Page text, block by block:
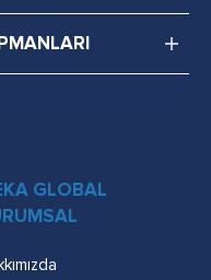
GLOBAL